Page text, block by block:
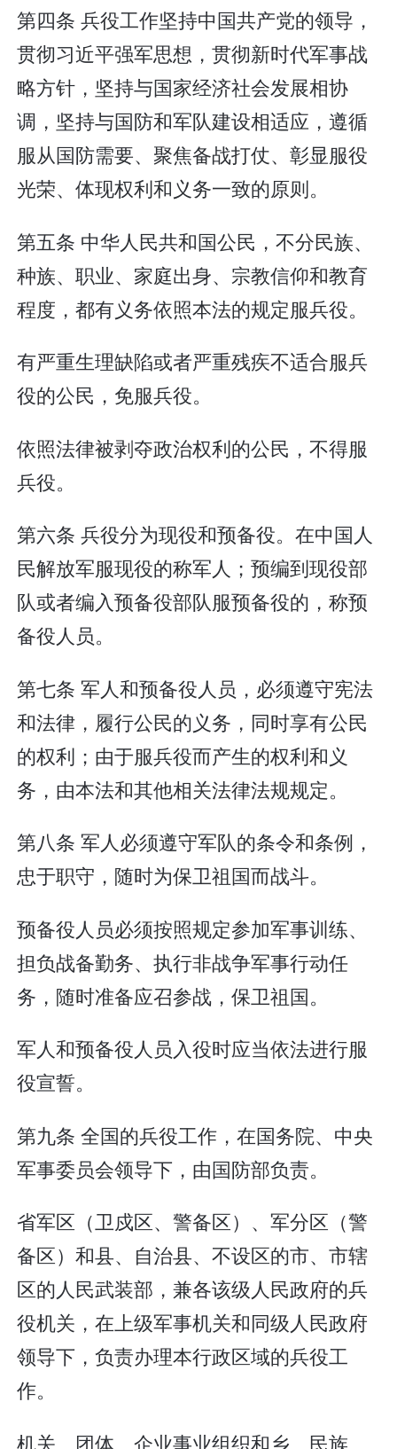
第四条 兵役工作坚持中国共产党的领导，
贯彻习近平强军思想，贯彻新时代军事战
略方针，坚持与国家经济社会发展相协
调，坚持与国防和军队建设相适应，遵循
服从国防需要、聚焦备战打仗、彰显服役
光荣、体现权利和义务一致的原则。
第五条 中华人民共和国公民，不分民族、
种族、职业、家庭出身、宗教信仰和教育
程度，都有义务依照本法的规定服兵役。
有严重生理缺陷或者严重残疾不适合服兵
役的公民，免服兵役。
依照法律被剥夺政治权利的公民，不得服
兵役。
第六条 兵役分为现役和预备役。在中国人
民解放军服现役的称军人；预编到现役部
队或者编入预备役部队服预备役的，称预
备役人员。
第七条 军人和预备役人员，必须遵守宪法
和法律，履行公民的义务，同时享有公民
的权利；由于服兵役而产生的权利和义
务，由本法和其他相关法律法规规定。
第八条 军人必须遵守军队的条令和条例，
忠于职守，随时为保卫祖国而战斗。
预备役人员必须按照规定参加军事训练、
担负战备勤务、执行非战争军事行动任
务，随时准备应召参战，保卫祖国。
军人和预备役人员入役时应当依法进行服
役宣誓。
第九条 全国的兵役工作，在国务院、中央
军事委员会领导下，由国防部负责。
省军区（卫戍区、警备区）、军分区（警
备区）和县、自治县、不设区的市、市辖
区的人民武装部，兼各该级人民政府的兵
役机关，在上级军事机关和同级人民政府
领导下，负责办理本行政区域的兵役工
作。
机关、团体、企业事业组织和乡、民族